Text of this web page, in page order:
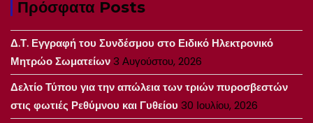
Πρόσφατα Posts
Δ.Τ. Εγγραφή του Συνδέσμου στο Ειδικό Ηλεκτρονικό
Μητρώο Σωματείων3 Αυγούστου, 2026
Δελτίο Τύπου για την απώλεια των τριών πυροσβεστών
στις φωτιές Ρεθύμνου και Γυθείου 30 Ιουλίου, 2026